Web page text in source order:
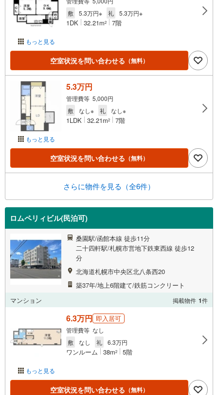
もっと見る
敷
5.3万円※ 礼 5.3万円※
1DK 32.21m2 7階
空室状況を問い合わせる （無料）
もっと見る
5.3万円
管理費等 5,000円
敷
なし※ 礼 なし※
1LDK 32.21m2 7階
空室状況を問い合わせる （無料）
さらに物件を見る（全6件）
ロムペリィビル(民泊可)
桑園駅/函館本線 徒歩11分
二十四軒駅/札幌市営地下鉄東西線 徒歩12
分
北海道札幌市中央区北八条西20
築37年/地上6階建て/鉄筋コンクリート
マンション
掲載物件 1件
もっと見る
6.3万円 即入居可
管理費等 なし
敷
なし 礼 6.3万円
ワンルーム 38m2 5階
空室状況を問い合わせる （無料）